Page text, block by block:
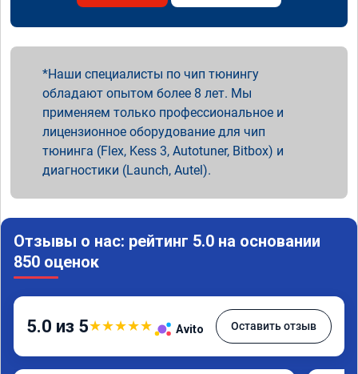
Наши специалисты по чип тюнингу
обладают опытом более 8 лет. Мы
применяем только профессиональное и
лицензионное оборудование для чип
тюнинга (Flex, Kess 3, Autotuner, Bitbox) и
диагностики (Launch, Autel).
Отзывы о нас: рейтинг 5.0 на основании
850 оценок
5.0 из 5★★★★★ Avito Оставить отзыв